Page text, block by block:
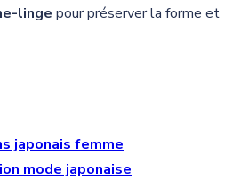
linge pour préserver la forme et
japonais femme
mode japonaise